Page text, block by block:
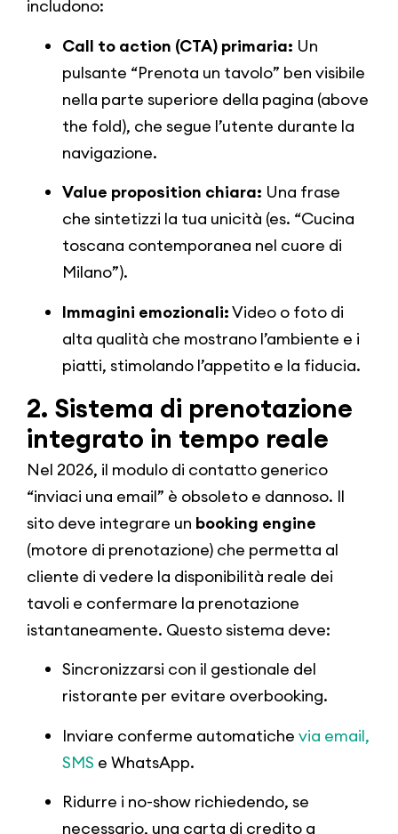
includono:
Call to action (CTA) primaria: Un
pulsante “Prenota un tavolo” ben visibile
nella parte superiore della pagina (above
the fold), che segue l’utente durante la
navigazione.
Value proposition chiara: Una frase
che sintetizzi la tua unicità (es. “Cucina
toscana contemporanea nel cuore di
Milano”).
Immagini emozionali:Video o foto di
alta qualità che mostrano l’ambiente e i
piatti, stimolando l’appetito e la fiducia.
2. Sistema di prenotazione
integrato in tempo reale
Nel 2026, il modulo di contatto generico
“inviaci una email” è obsoleto e dannoso. Il
sito deve integrare un booking engine
(motore di prenotazione) che permetta al
cliente di vedere la disponibilità reale dei
tavoli e confermare la prenotazione
istantaneamente. Questo sistema deve:
Sincronizzarsi con il gestionale del
ristorante per evitare overbooking.
Inviare conferme automatiche via email,
SMS e WhatsApp.
Ridurre i no-show richiedendo, se
necessario, una carta di credito a